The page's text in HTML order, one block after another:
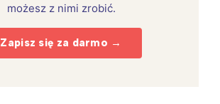
możesz z nimi zrobić.
Zapisz się za darmo →